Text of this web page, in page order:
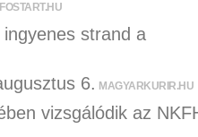
strand a
6. MAGYARKURIR.HU
vizsgálódik az